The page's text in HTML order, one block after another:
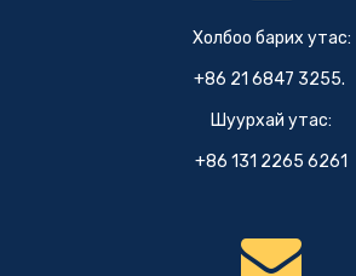
Холбоо барих утас:
+86 21 6847 3255.
Шуурхай утас:
+86 131 2265 6261